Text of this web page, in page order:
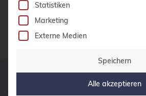
KONTAKT AUFNEHMEN
Aus unserem Blog
Statistiken
Marketing
Externe Medien
Speichern
Alle akzeptieren